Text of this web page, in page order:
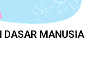
DASAR MANUSIA